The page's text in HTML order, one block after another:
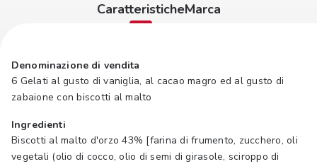
CaratteristicheMarca
Denominazione di vendita
6 Gelati al gusto di vaniglia, al cacao magro ed al gusto di
zabaione con biscotti al malto
Ingredienti
Biscotti al malto d'orzo 43% [farina di frumento, zucchero, oli
vegetali (olio di cocco, olio di semi di girasole, sciroppo di